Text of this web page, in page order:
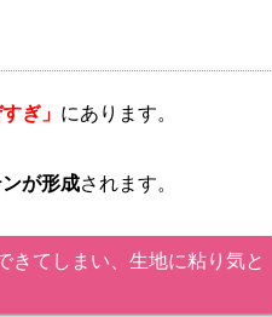
ぎ」 にあります。
が形成されます。
きてしまい、生地に粘り気と